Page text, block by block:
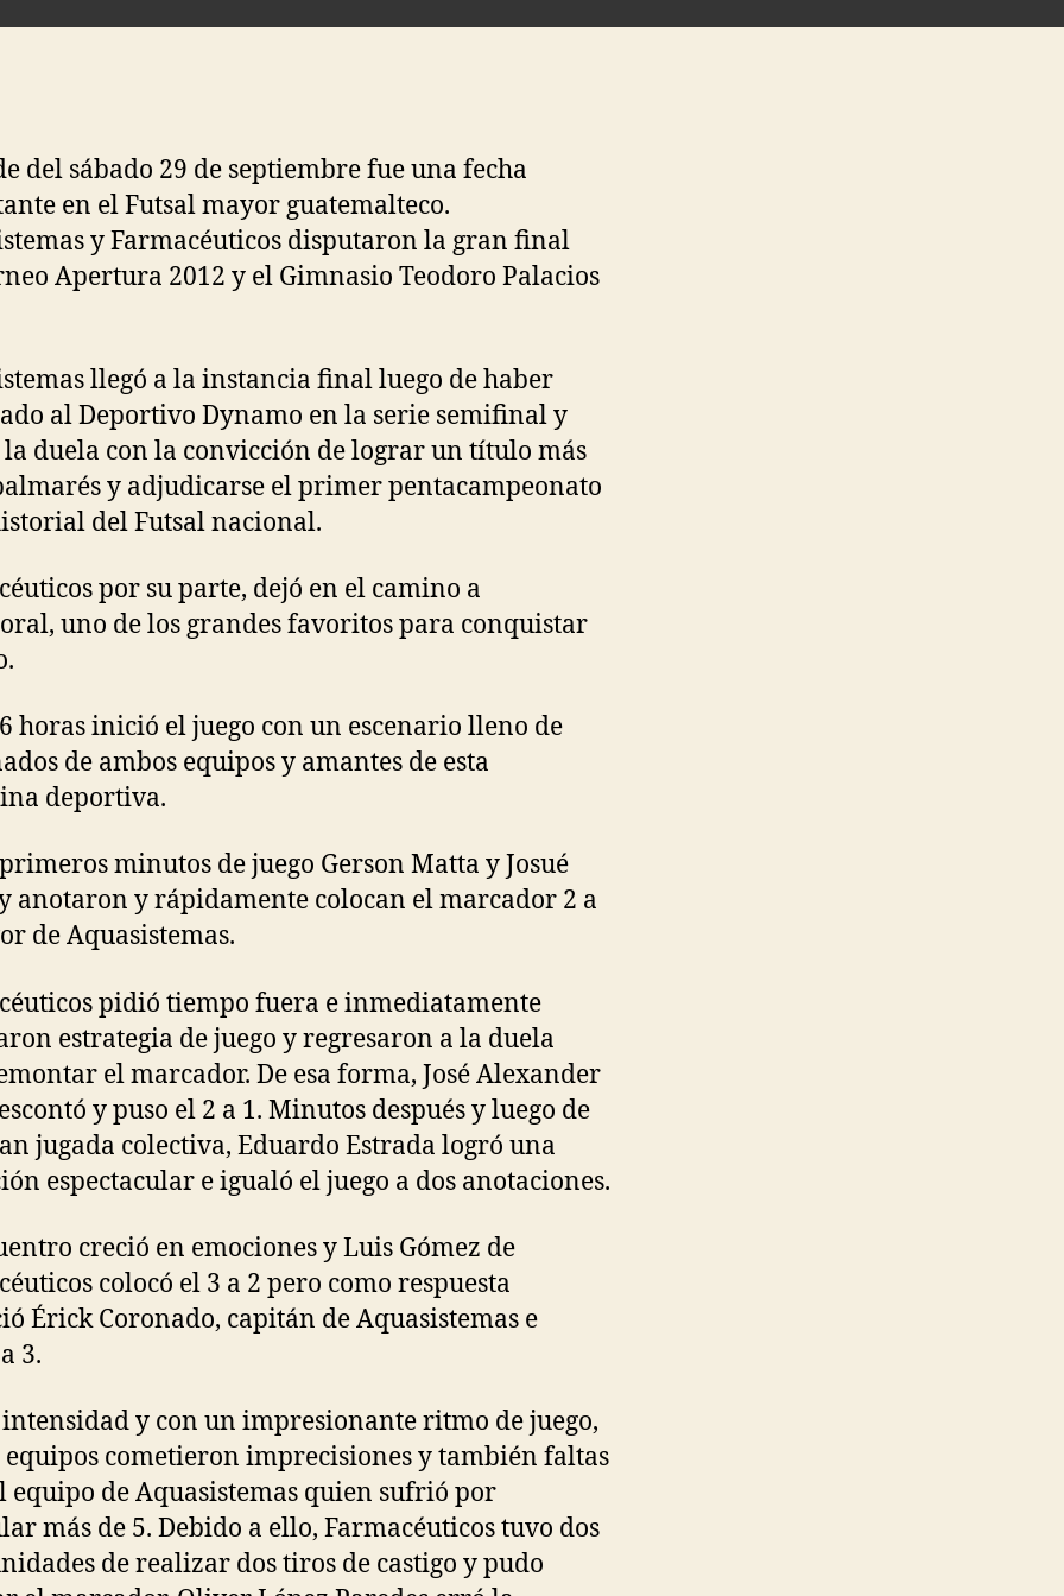
del sábado 29 de septiembre fue una fecha
en el Futsal mayor guatemalteco.
y Farmacéuticos disputaron la gran final
Apertura 2012 y el Gimnasio Teodoro Palacios
llegó a la instancia final luego de haber
al Deportivo Dynamo en la serie semifinal y
la duela con la convicción de lograr un título más
y adjudicarse el primer pentacampeonato
del Futsal nacional.
por su parte, dejó en el camino a
uno de los grandes favoritos para conquistar
horas inició el juego con un escenario lleno de
de ambos equipos y amantes de esta
deportiva.
minutos de juego Gerson Matta y Josué
anotaron y rápidamente colocan el marcador 2 a
de Aquasistemas.
pidió tiempo fuera e inmediatamente
estrategia de juego y regresaron a la duela
el marcador. De esa forma, José Alexander
y puso el 2 a 1. Minutos después y luego de
jugada colectiva, Eduardo Estrada logró una
espectacular e igualó el juego a dos anotaciones.
creció en emociones y Luis Gómez de
colocó el 3 a 2 pero como respuesta
Érick Coronado, capitán de Aquasistemas e
3.
y con un impresionante ritmo de juego,
equipos cometieron imprecisiones y también faltas
equipo de Aquasistemas quien sufrió por
más de 5. Debido a ello, Farmacéuticos tuvo dos
de realizar dos tiros de castigo y pudo